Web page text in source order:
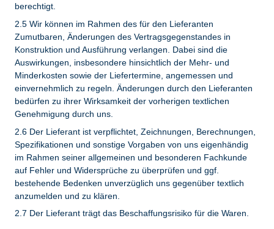
berechtigt.
2.5 Wir können im Rahmen des für den Lieferanten
Zumutbaren, Änderungen des Vertragsgegenstandes in
Konstruktion und Ausführung verlangen. Dabei sind die
Auswirkungen, insbesondere hinsichtlich der Mehr- und
Minderkosten sowie der Liefertermine, angemessen und
einvernehmlich zu regeln. Änderungen durch den Lieferanten
bedürfen zu ihrer Wirksamkeit der vorherigen textlichen
Genehmigung durch uns.
2.6 Der Lieferant ist verpflichtet, Zeichnungen, Berechnungen,
Spezifikationen und sonstige Vorgaben von uns eigenhändig
im Rahmen seiner allgemeinen und besonderen Fachkunde
auf Fehler und Widersprüche zu überprüfen und ggf.
bestehende Bedenken unverzüglich uns gegenüber textlich
anzumelden und zu klären.
2.7 Der Lieferant trägt das Beschaffungsrisiko für die Waren.